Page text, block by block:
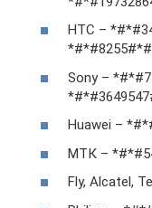
HTC –
Sony –
Huawei –
МТК –
Fly, Alcatel,